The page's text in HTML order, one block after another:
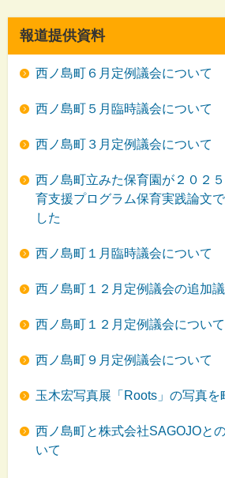
報道提供資料
西ノ島町６月定例議会について
西ノ島町５月臨時議会について
西ノ島町３月定例議会について
西ノ島町立みた保育園が２０２
育支援プログラム保育実践論文
した
西ノ島町１月臨時議会について
西ノ島町１２月定例議会の追加
西ノ島町１２月定例議会について
西ノ島町９月定例議会について
玉木宏写真展「Roots」の写真を
西ノ島町と株式会社SAGOJOと
いて